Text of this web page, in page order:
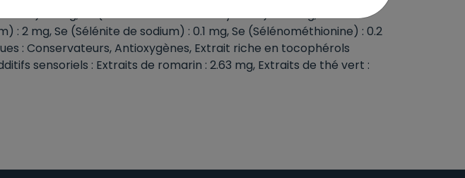
: 5 mg, Zn (Sulfate de zinc monohydraté) : 120 mg, Zn
2 mg, Se (Sélénite de sodium) : 0.1 mg, Se (Sélénométhionine) : 0.2
: Conservateurs, Antioxygènes, Extrait riche en tocophérols
sensoriels : Extraits de romarin : 2.63 mg, Extraits de thé vert :